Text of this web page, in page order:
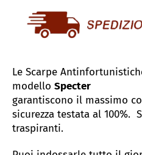
Le Scarpe
modello Specter
garantiscono il massimo
sicurezza testata al 100%.
traspiranti.